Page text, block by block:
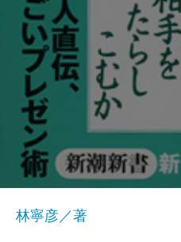
林寧彦／著